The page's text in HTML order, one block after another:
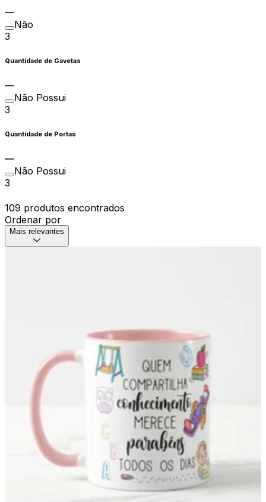
Não
3
Quantidade de Gavetas
Não Possui
3
Quantidade de Portas
Não Possui
3
109 produtos encontrados
Ordenar por
Mais relevantes